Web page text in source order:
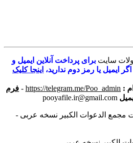
سایت برای پرداخت آنلاین ایمیل و
ایمیل یا رمز دوم ندارید، اینجا کلیک
:
https://telegram.me/Poo_admin
- فرم
pooyafile.ir@gmail.com
مجمع الدعوات الکبیر نسخه عربی -